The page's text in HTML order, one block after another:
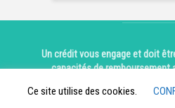
Un crédit vous engage et doit
capacités de remboursement
Ce site utilise des cookies.